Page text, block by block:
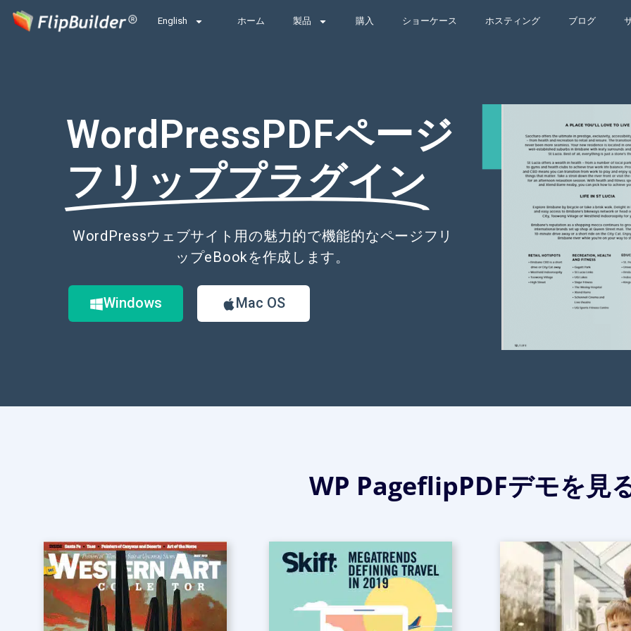
English ホーム 製品 購入 ショーケース ホスティング ブログ
WordPressPDFページ
フリッププラグイン
WordPressウェブサイト用の魅力的で機能的なページフリ
ップeBookを作成します。
Windows Mac OS
WP PageflipPDFデモを見